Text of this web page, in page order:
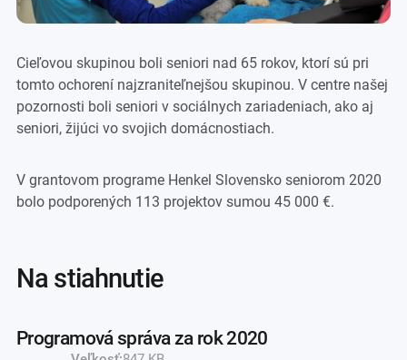
Cieľovou skupinou boli seniori nad 65 rokov, ktorí sú pri
tomto ochorení najzraniteľnejšou skupinou. V centre našej
pozornosti boli seniori v sociálnych zariadeniach, ako aj
seniori, žijúci vo svojich domácnostiach.
V grantovom programe Henkel Slovensko seniorom 2020
bolo podporených 113 projektov sumou 45 000 €.
na stiahnutie
Programová správa za rok 2020